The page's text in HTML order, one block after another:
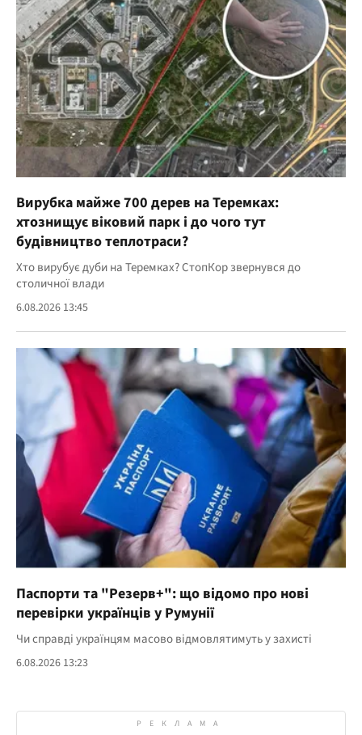
Вирубка майже 700 дерев на Теремках:
хтознищує віковий парк і до чого тут
будівництво теплотраси?
Хто вирубує дуби на Теремках? СтопКор звернувся до
столичної влади
6.08.2026 13:45
Паспорти та "Резерв+": що відомо про нові
перевірки українців у Румунії
Чи справді українцям масово відмовлятимуть у захисті
6.08.2026 13:23